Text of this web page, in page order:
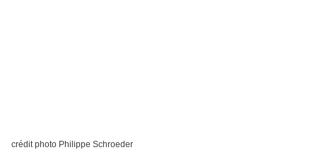
crédit photo Philippe Schroeder